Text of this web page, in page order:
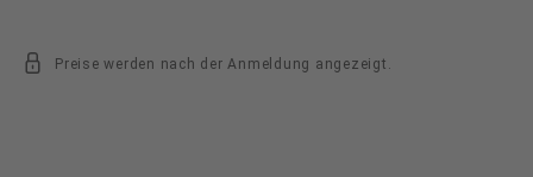
Preise werden nach der Anmeldung angezeigt.